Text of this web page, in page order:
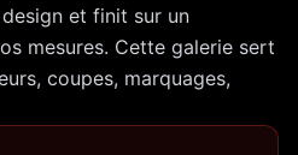
et finit sur un
mesures. Cette galerie sert
coupes, marquages,